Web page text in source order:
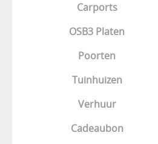
Carports
OSB3 Platen
Poorten
Tuinhuizen
Verhuur
Cadeaubon